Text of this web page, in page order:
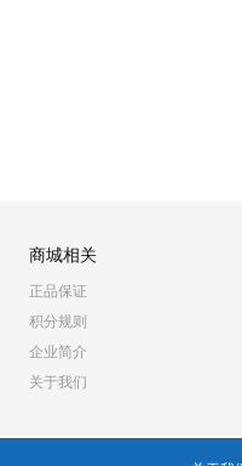
商城相关
正品保证
积分规则
企业简介
关于我们